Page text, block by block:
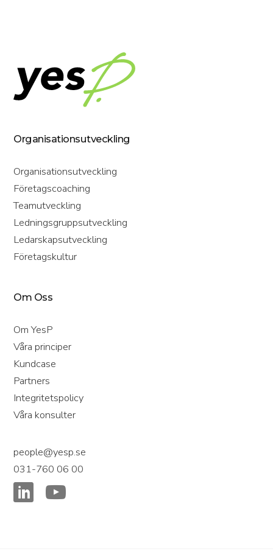
Organisationsutveckling
Organisationsutveckling
Företagscoaching
Teamutveckling
Ledningsgruppsutveckling
Ledarskapsutveckling
Företagskultur
Om Oss
Om YesP
Våra principer
Kundcase
Partners
Integritetspolicy
Våra konsulter
people@yesp.se
031-760 06 00